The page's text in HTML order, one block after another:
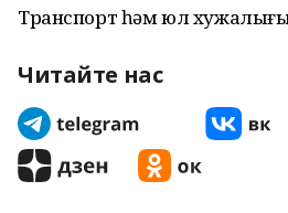
Транспорт һәм юл
Читайте нас